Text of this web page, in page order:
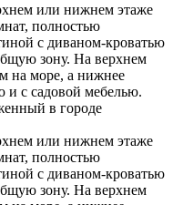
или нижнем этаже
полностью
с диваном-кроватью
зону. На верхнем
на море, а нижнее
и с садовой мебелью.
в городе
или нижнем этаже
полностью
с диваном-кроватью
зону. На верхнем